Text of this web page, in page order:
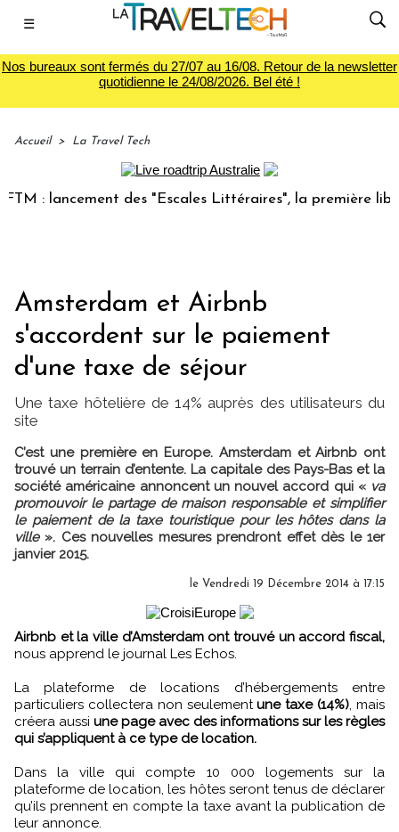
☰
Nos bureaux sont fermés du 27/07 au 16/08. Retour de la newsletter
quotidienne le 24/08/2026. Bel été !
Accueil > La Travel Tech
: lancement des "Escales Littéraires", la première librairie
Amsterdam et Airbnb
s'accordent sur le paiement
d'une taxe de séjour
Une taxe hôtelière de 14% auprès des utilisateurs du
site
C’est une première en Europe. Amsterdam et Airbnb ont
trouvé un terrain d’entente. La capitale des Pays-Bas et la
société américaine annoncent un nouvel accord qui « va
promouvoir le partage de maison responsable et simplifier
le paiement de la taxe touristique pour les hôtes dans la
ville». Ces nouvelles mesures prendront effet dès le 1er
janvier 2015.
le Vendredi 19 Décembre 2014 à 17:15
Airbnb et la ville d’Amsterdam ont trouvé un accord fiscal,
nous apprend le journal Les Echos.
La plateforme de locations d’hébergements entre
particuliers collectera non seulementune taxe (14%) , mais
créera aussi une page avec des informations sur les règles
qui s’appliquent à ce type de location.
Dans la ville qui compte 10 000 logements sur la
plateforme de location, les hôtes seront tenus de déclarer
qu’ils prennent en compte la taxe avant la publication de
leur annonce.